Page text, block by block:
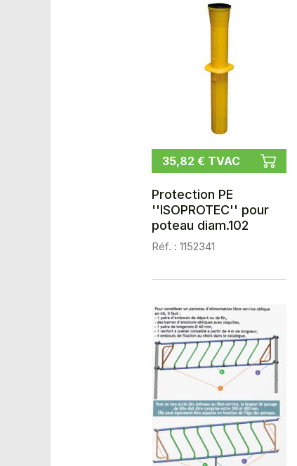
35,82 € TVAC
Protection PE
''ISOPROTEC'' pour
poteau diam.102
Réf. : 1152341